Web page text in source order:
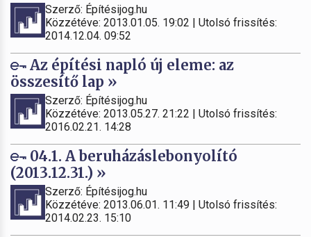
Szerző: Építésijog.hu
Közzétéve: 2013.01.05. 19:02 | Utolsó frissítés:
2014.12.04. 09:52
Az építési napló új eleme: az
összesítő lap »
Szerző: Építésijog.hu
Közzétéve: 2013.05.27. 21:22 | Utolsó frissítés:
2016.02.21. 14:28
04.1. A beruházáslebonyolító
(2013.12.31.) »
Szerző: Építésijog.hu
Közzétéve: 2013.06.01. 11:49 | Utolsó frissítés:
2014.02.23. 15:10